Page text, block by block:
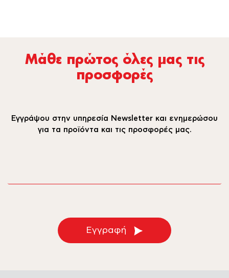
Μάθε πρώτος όλες µας τις
προσφορές
Εγγράψου στην υπηρεσία Newsletter και ενημερώσου
για τα προϊόντα και τις προσφορές μας.
Εγγραφή